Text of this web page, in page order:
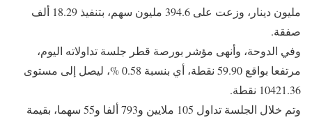
مليون دينار، وزعت على 394.6 مليون سهم، بتنفيذ 18.29 ألف
صفقة.
وفي الدوحة، وأنهى مؤشر بورصة قطر جلسة تداولاته اليوم،
مرتفعا بواقع 59.90 نقطة، أي بنسبة 0.58 %، ليصل إلى مستوى
10421.36 نقطة.
وتم خلال الجلسة تداول 105 ملايين و793 ألفا و55 سهما، بقيمة